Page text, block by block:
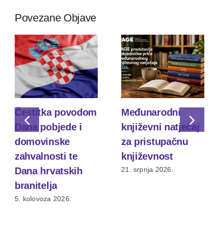
Povezane Objave
Čestitka povodom
Dana pobjede i
domovinske
zahvalnosti te
Dana hrvatskih
branitelja
5. kolovoza 2026.
Međunarodni
književni natječaj
za pristupačnu
književnost
21. srpnja 2026.